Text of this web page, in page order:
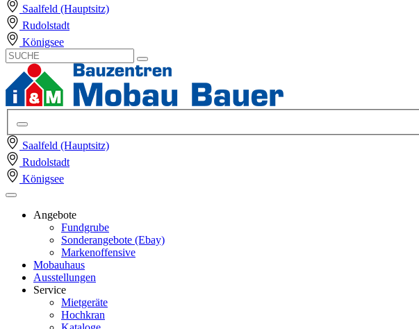
Saalfeld (Hauptsitz)
Rudolstadt
Königsee
Saalfeld (Hauptsitz)
Rudolstadt
Königsee
Angebote
Fundgrube
Sonderangebote (Ebay)
Markenoffensive
Mobauhaus
Ausstellungen
Service
Mietgeräte
Hochkran